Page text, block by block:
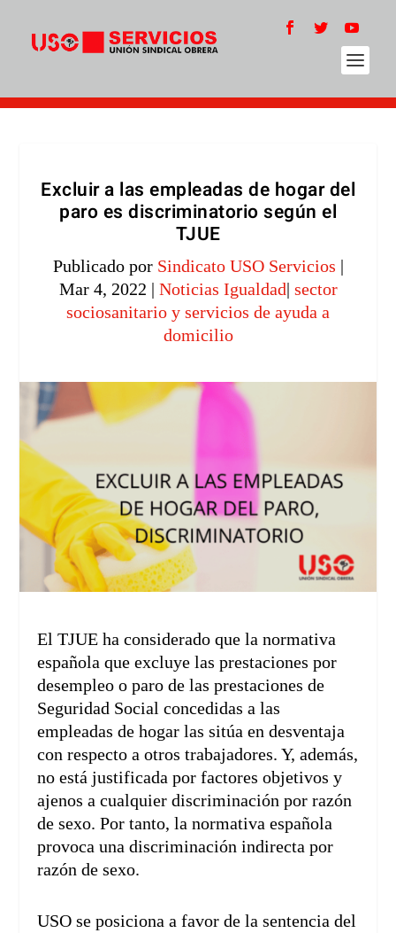
Excluir a las empleadas de hogar del
paro es discriminatorio según el
TJUE
Publicado por Sindicato USO Servicios |
Mar 4, 2022 | Noticias Igualdad| sector
sociosanitario y servicios de ayuda a
domicilio
El TJUE ha considerado que la normativa
española que excluye las prestaciones por
desempleo o paro de las prestaciones de
Seguridad Social concedidas a las
empleadas de hogar las sitúa en desventaja
con respecto a otros trabajadores. Y, además,
no está justificada por factores objetivos y
ajenos a cualquier discriminación por razón
de sexo. Por tanto, la normativa española
provoca una discriminación indirecta por
razón de sexo.
USO se posiciona a favor de la sentencia del